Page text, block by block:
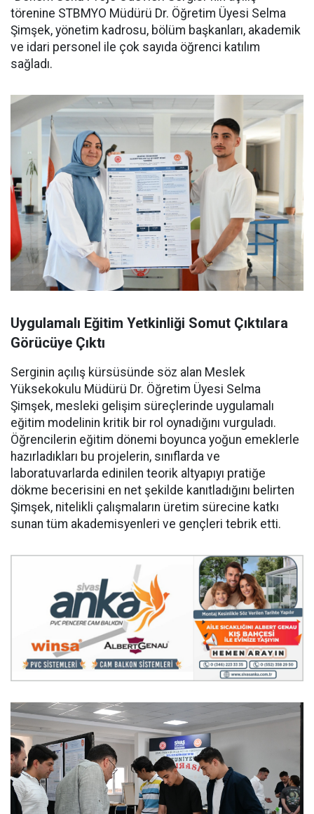
törenine STBMYO Müdürü Dr. Öğretim Üyesi Selma
Şimşek, yönetim kadrosu, bölüm başkanları, akademik
ve idari personel ile çok sayıda öğrenci katılım
sağladı.
Uygulamalı Eğitim Yetkinliği Somut Çıktılara
Görücüye Çıktı
Serginin açılış kürsüsünde söz alan Meslek
Yüksekokulu Müdürü Dr. Öğretim Üyesi Selma
Şimşek, mesleki gelişim süreçlerinde uygulamalı
eğitim modelinin kritik bir rol oynadığını vurguladı.
Öğrencilerin eğitim dönemi boyunca yoğun emeklerle
hazırladıkları bu projelerin, sınıflarda ve
laboratuvarlarda edinilen teorik altyapıyı pratiğe
dökme becerisini en net şekilde kanıtladığını belirten
Şimşek, nitelikli çalışmaların üretim sürecine katkı
sunan tüm akademisyenleri ve gençleri tebrik etti.